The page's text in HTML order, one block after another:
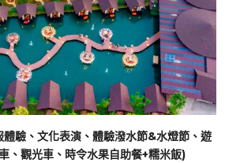
驗、文化表演、體驗潑水節&水燈節、遊
、觀光車、時令水果自助餐+糯米飯)